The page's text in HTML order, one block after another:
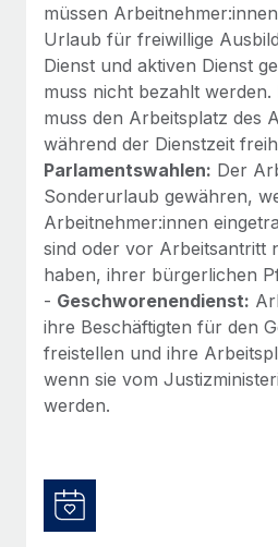
müssen
Urlaub für freiwillige
Dienst und aktiven Dienst
muss nicht bezahlt
muss den Arbeitsplatz des
während der Dienstzeit
Parlamentswahlen: Der
Sonderurlaub gewähren,
Arbeitnehmer:innen
sind oder vor Arbeitsantritt
haben, ihrer bürgerlichen
- Geschworenendienst:
ihre Beschäftigten für den
freistellen und ihre
wenn sie vom
werden.